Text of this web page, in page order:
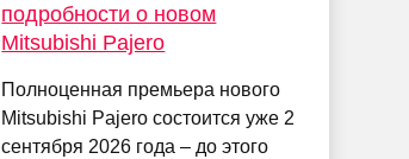
подробности о новом
Mitsubishi Pajero
Полноценная премьера нового
Mitsubishi Pajero состоится уже 2
сентября 2026 года – до этого